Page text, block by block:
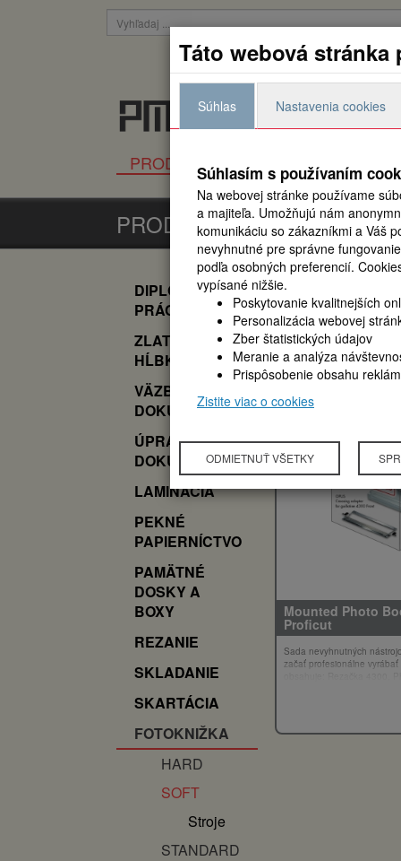
Prihlásiť
PRODUKTY NOVINKY
PRODUKTY
DIPLOMOVÁ
PRÁCA
ZLATENIE A
HĹBKOTLAČ
VÄZBY
DOKUMENTOV
ÚPRAVY
DOKUMENTOV
LAMINÁCIA
PEKNÉ
PAPIERNÍCTVO
PAMÄTNÉ
DOSKY A
BOXY
REZANIE
SKLADANIE
SKARTÁCIA
FOTOKNIŽKA
HARD
SOFT
Stroje
STANDARD
PRODUKTY
Od najlacnejšieho
Mounted Photo
Proficut
Sada nevyhnutných
začať profesionálne
Táto webová
Súhlas Nastavenia cookies
Súhlasím s používaním
Na webovej stránke používame
a majiteľa. Umožňujú nám
komunikáciu so zákazníkmi a Váš
nevyhnutné pre správne
podľa osobných preferencií.
vypísané nižšie.
Poskytovanie kvalitnejších
Personalizácia webovej
Zber štatistických údajov
Meranie a analýza
Prispôsobenie obsahu reklám
Zistite viac o cookies
ODMIETNUŤ VŠETKY